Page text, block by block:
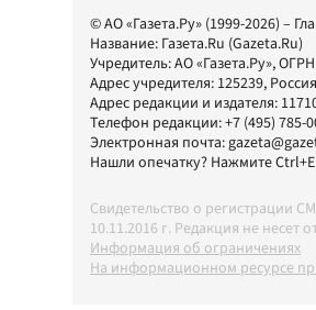
© АО «Газета.Ру» (1999-2026) –
Название: Газета.Ru (Gazeta.Ru)
Учредитель:АО «Газета.Ру»,
Адрес учредителя: 125239,
Адрес редакции и издателя:
Телефон редакции:+7 (495) 785-
Электронная почта:
Нашли опечатку? Нажмите
Свидетельство о регистрации
10.11.2016 г. Редакция не
Информация об ограничениях
На информационном ресурсе